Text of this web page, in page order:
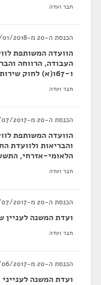
חבר ועדה
הכנסת ה-20 מ-30/01/2018 עד 30/04/2019
הוועדה המשותפת
ו-67ו(א) לחוק שירות הקבע בצה"ל (גמלאות)
חבר ועדה
הכנסת ה-20 מ-26/07/2017 עד 30/04/2019
הוועדה המשותפת
והבריאות ולוועדת
הלאומי-אזרחי,
חבר ועדה
הכנסת ה-20 מ-26/07/2017 עד 30/04/2019
ועדת המשנה לעניין
חבר ועדה
הכנסת ה-20 מ-28/06/2017 עד 30/04/2019
ועדת המשנה